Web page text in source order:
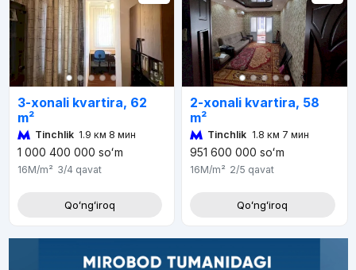
3-xonali kvartira, 62
m²
Tinchlik 1.9 км 8 мин
1 000 400 000 soʻm
16M/m² 3/4 qavat
Qoʻngʻiroq
2-xonali kvartira, 58
m²
Tinchlik 1.8 км 7 мин
951 600 000 soʻm
16M/m² 2/5 qavat
Qoʻngʻiroq